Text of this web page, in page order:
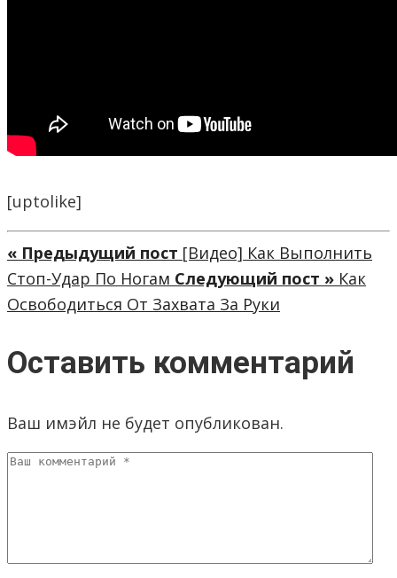
[uptolike]
« Предыдущий пост [Видео] Как Выполнить
Стоп-Удар По Ногам Следующий пост » Как
Освободиться От Захвата За Руки
Оставить комментарий
Ваш имэйл не будет опубликован.